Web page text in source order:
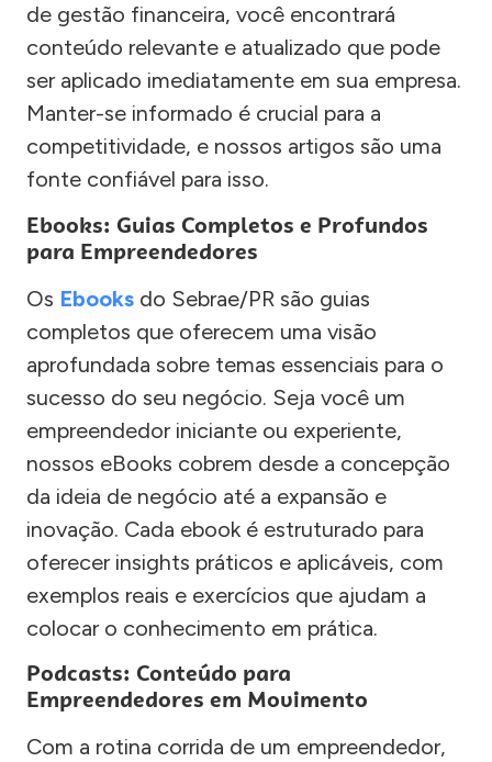
de gestão financeira, você encontrará
conteúdo relevante e atualizado que pode
ser aplicado imediatamente em sua empresa.
Manter-se informado é crucial para a
competitividade, e nossos artigos são uma
fonte confiável para isso.
Ebooks: Guias Completos e Profundos
para Empreendedores
Os Ebooks do Sebrae/PR são guias
completos que oferecem uma visão
aprofundada sobre temas essenciais para o
sucesso do seu negócio. Seja você um
empreendedor iniciante ou experiente,
nossos eBooks cobrem desde a concepção
da ideia de negócio até a expansão e
inovação. Cada ebook é estruturado para
oferecer insights práticos e aplicáveis, com
exemplos reais e exercícios que ajudam a
colocar o conhecimento em prática.
Podcasts: Conteúdo para
Empreendedores em Movimento
Com a rotina corrida de um empreendedor,